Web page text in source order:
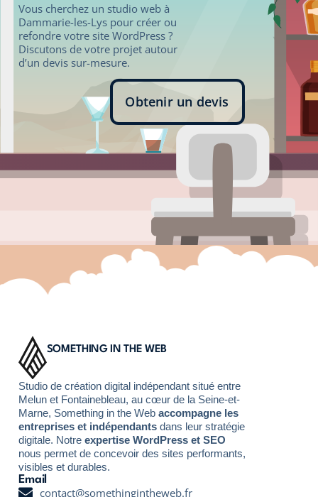
Vous cherchez un studio web à
Dammarie-les-Lys pour créer ou
refondre votre site WordPress ?
Discutons de votre projet autour
d’un devis sur-mesure.
Obtenir un devis
Email
contact@somethingintheweb.fr
SOMETHING IN THE WEB
Studio de création digital indépendant situé entre
Melun et Fontainebleau, au cœur de la Seine-et-
Marne, Something in the Web accompagne les
entreprises et indépendantsdans leur stratégie
digitale. Notre expertise WordPress et SEO
nous permet de concevoir des sites performants,
visibles et durables.